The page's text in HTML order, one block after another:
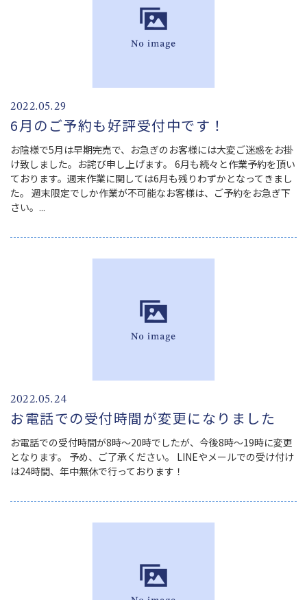
2022.05.29
6月のご予約も好評受付中です！
お陰様で5月は早期完売で、お急ぎのお客様には大変ご迷惑をお掛
け致しました。お詫び申し上げます。 6月も続々と作業予約を頂い
ております。週末作業に関しては6月も残りわずかとなってきまし
た。 週末限定でしか作業が不可能なお客様は、ご予約をお急ぎ下
さい。...
2022.05.24
お電話での受付時間が変更になりました
お電話での受付時間が8時～20時でしたが、今後8時～19時に変更
となります。 予め、ご了承ください。 LINEやメールでの受け付け
は24時間、年中無休で行っております！